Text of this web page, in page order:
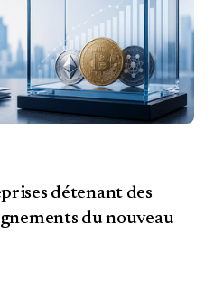
détenant des
du nouveau